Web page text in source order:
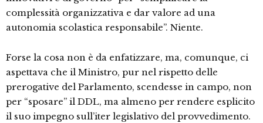
complessità organizzativa e dar valore ad una
autonomia scolastica responsabile”. Niente.
Forse la cosa non è da enfatizzare, ma, comunque, ci
aspettava che il Ministro, pur nel rispetto delle
prerogative del Parlamento, scendesse in campo, non
per “sposare” il DDL, ma almeno per rendere esplicito
il suo impegno sull’iter legislativo del provvedimento.